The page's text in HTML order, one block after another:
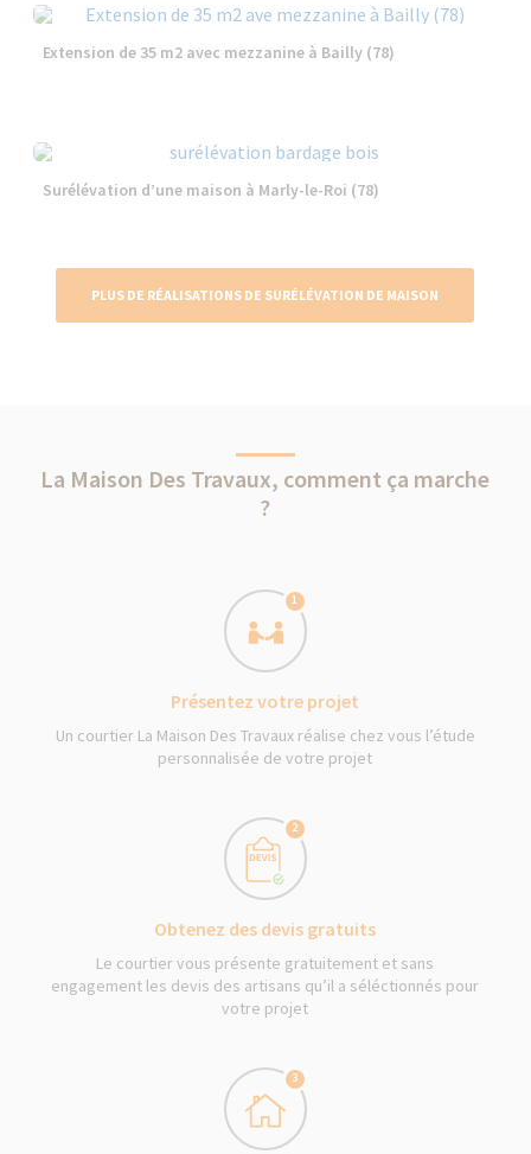
Extension de 35 m2 avec mezzanine à Bailly (78)
Surélévation d’une maison à Marly-le-Roi (78)
PLUS DE RÉALISATIONS DE SURÉLÉVATION DE MAISON
La Maison Des Travaux, comment ça marche
?
1
Présentez votre projet
Un courtier La Maison Des Travaux réalise chez vous l’étude
personnalisée de votre projet
2
Obtenez des devis gratuits
Le courtier vous présente gratuitement et sans
engagement les devis des artisans qu’il a séléctionnés pour
votre projet
3